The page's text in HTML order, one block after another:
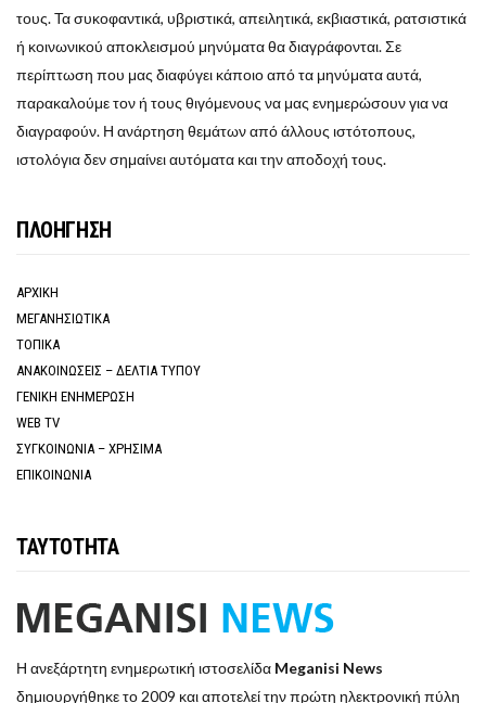
τους. Τα συκοφαντικά, υβριστικά, απειλητικά, εκβιαστικά, ρατσιστικά
ή κοινωνικού αποκλεισμού μηνύματα θα διαγράφονται. Σε
περίπτωση που μας διαφύγει κάποιο από τα μηνύματα αυτά,
παρακαλούμε τον ή τους θιγόμενους να μας ενημερώσουν για να
διαγραφούν. Η ανάρτηση θεμάτων από άλλους ιστότοπους,
ιστολόγια δεν σημαίνει αυτόματα και την αποδοχή τους.
ΠΛΟΗΓΗΣΗ
ΑΡΧΙΚΗ
ΜΕΓΑΝΗΣΙΩΤΙΚΑ
ΤΟΠΙΚΑ
ΑΝΑΚΟΙΝΩΣΕΙΣ – ΔΕΛΤΙΑ ΤΥΠΟΥ
ΓΕΝΙΚΗ ΕΝΗΜΕΡΩΣΗ
WEB TV
ΣΥΓΚΟΙΝΩΝΙΑ – ΧΡΗΣΙΜΑ
ΕΠΙΚΟΙΝΩΝΙΑ
ΤΑΥΤΟΤΗΤΑ
Η ανεξάρτητη ενημερωτική ιστοσελίδα Meganisi News
δημιουργήθηκε το 2009 και αποτελεί την πρώτη ηλεκτρονική πύλη